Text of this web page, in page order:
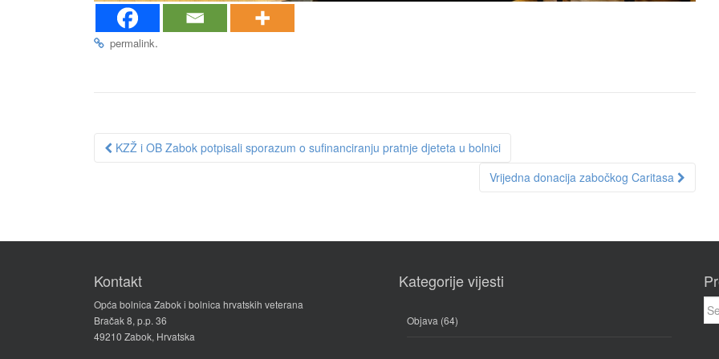
permalink.
Post
KZŽ i OB Zabok potpisali sporazum o sufinanciranju pratnje djeteta u bolnici
Vrijedna donacija zabočkog Caritasa
Kontakt
Opća bolnica Zabok i bolnica hrvatskih veterana
Bračak 8, p.p. 36
49210 Zabok, Hrvatska
Kategorije vijesti
Objava (64)
for: